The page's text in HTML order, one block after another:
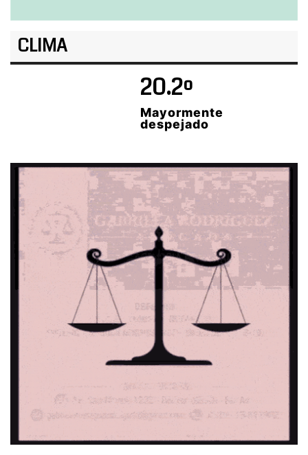
CLIMA
20.2º
Mayormente
despejado